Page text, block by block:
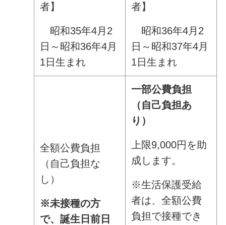
者】
昭和35年4月2
日～昭和36年4月
1日生まれ
者】
昭和36年4月2
日～昭和37年4月
1日生まれ
全額公費負担
（自己負担な
し）
※未接種の方
で、誕生日前日
一部公費負担
（自己負担あ
り）
上限9,000円を助
成します。
※生活保護受給
者は、全額公費
負担で接種でき